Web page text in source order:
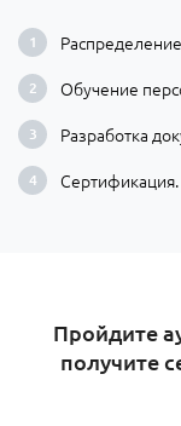
Обучение
Разработка
Сертификация.
Пройдите
получите